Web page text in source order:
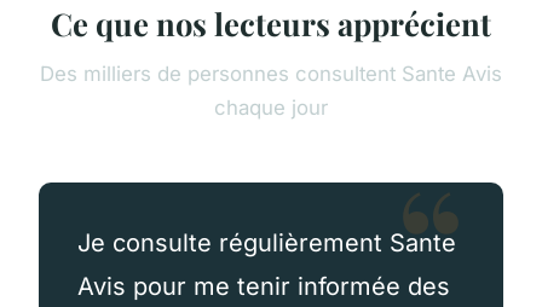
Ce que nos lecteurs apprécient
Des milliers de personnes consultent Sante Avis
chaque jour
Je consulte régulièrement Sante
Avis pour me tenir informée des